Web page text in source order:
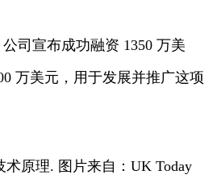
司宣布成功融资 1350 万美
万美元，用于发展并推广这项
原理. 图片来自：UK Today